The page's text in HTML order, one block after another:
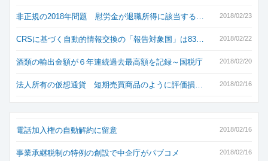
2018/02/23
非正規の2018年問題 慰労金が退職所得に該当する…
2018/02/22
CRSに基づく自動的情報交換の「報告対象国」は83…
2018/02/20
酒類の輸出金額が６年連続過去最高額を記録～国税庁
2018/02/16
法人所有の仮想通貨 短期売買商品のように評価損…
2018/02/16
電話加入権の自動解約に留意
2018/02/16
事業承継税制の特例の創設で中企庁がパブコメ